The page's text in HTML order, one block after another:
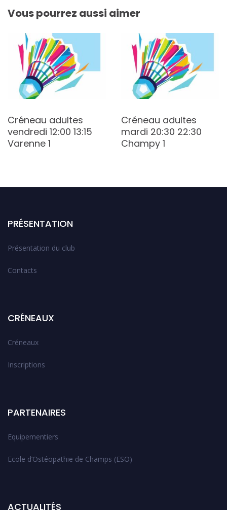
Vous pourrez aussi aimer
Créneau adultes
vendredi 12:00 13:15
Varenne 1
Créneau adultes
mardi 20:30 22:30
Champy 1
PRÉSENTATION
Présentation du club
Contacts
CRÉNEAUX
Créneaux
Inscriptions
PARTENAIRES
Equipementiers
Ecole d’Ostéopathie de Champs (ESO)
ACTUALITÉS